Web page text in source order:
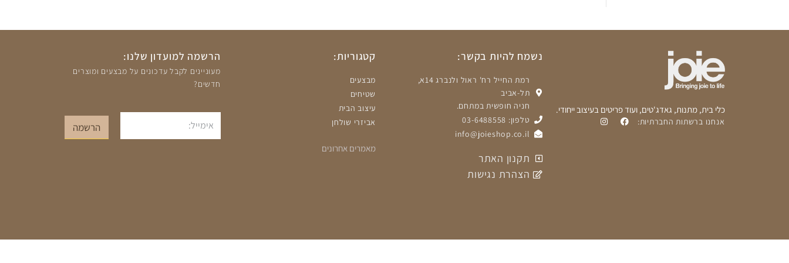
כלי בית, מתנות, גאדג'טים, ועוד פריטים בעיצוב ייחודי.
אנחנו ברשתות החברתיות:
נשמח להיות בקשר:
רמת החייל רח' ראול ולנברג 14א,
תל-אביב
חניה חופשית במתחם.
טלפון: 03-6488558
info@joieshop.co.il
תקנון האתר
הצהרת נגישות
קטגוריות:
מבצעים
שטיחים
עיצוב הבית
אביזרי שולחן
מאמרים אחרונים
הרשמה למועדון שלנו:
מעוניינים לקבל עדכונים על מבצעים ומוצרים
חדשים?
אימייל
הרשמה